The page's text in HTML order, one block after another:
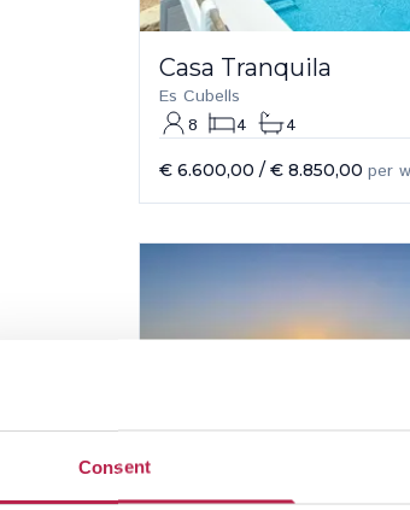
Consent
Casa Tranquila
Es Cubells
8
4 4
€ 6.600,00 / € 8.850,00 per